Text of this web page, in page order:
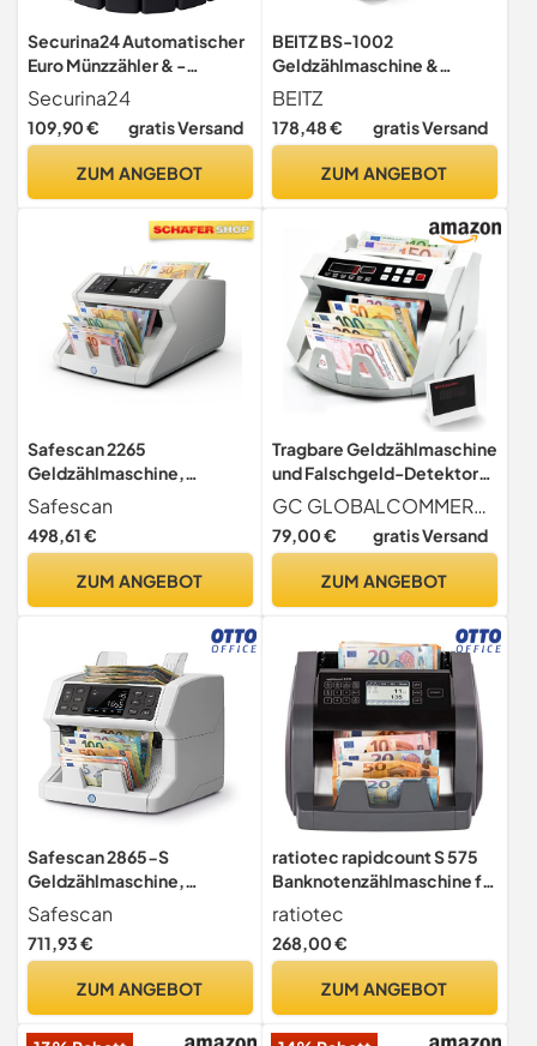
Securina24 Automatischer
Euro Münzzähler & -
sortierer Geldzählmaschine
SR1200 Geldzähler
Münzzählautomat (Schwarz
Securina24
109,90 € gratis Versand
ZUM ANGEBOT
BEITZ BS-1002
Geldzählmaschine &
Banknotenzähler |
Stückzähler mit UV- & MG-
Falschgelderkennung |
Automatischer Start |
professionell | Robust &
BEITZ
178,48 € gratis Versand
ZUM ANGEBOT
Safescan 2265
Geldzählmaschine,
Wertzählung für gemischte
EUR- und GBP-Banknoten -
Banknotenzähler mit 6-
zählt sortierte Banknoten
Safescan
498,61 €
ZUM ANGEBOT
Tragbare Geldzählmaschine
und Falschgeld-Detektor
mit Doppel-Led Display GC GLOBALCOMMERCE
79,00 € gratis Versand
ZUM ANGEBOT
Safescan 2865-S
Geldzählmaschine,
Wertzählung für gemischte
Banknoten
Safescan
711,93 €
ZUM ANGEBOT
ratiotec rapidcount S 575
Banknotenzählmaschine für
gemischte Banknoten mit
Wertermittlung in schwarz
ratiotec
268,00 €
ZUM ANGEBOT